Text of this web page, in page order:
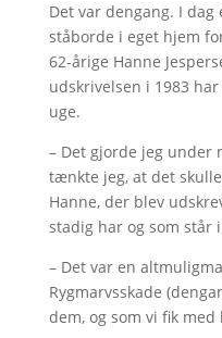
Det var dengang. I
ståborde i eget hjem
62-årige Hanne
udskrivelsen i 1983
uge.
– Det gjorde jeg
tænkte jeg, at det
Hanne, der blev
stadig har og som står
– Det var en
Rygmarvsskade
dem, og som vi fik med